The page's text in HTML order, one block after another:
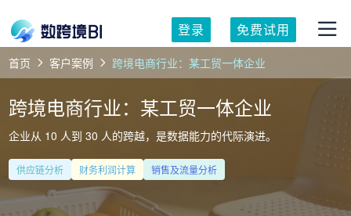
登录 免费试用
首页 客户案例 跨境电商行业：某工贸一体企业
跨境电商行业：某工贸一体企业
企业从 10 人到 30 人的跨越，是数据能力的代际演进。
供应链分析 财务利润计算 销售及流量分析